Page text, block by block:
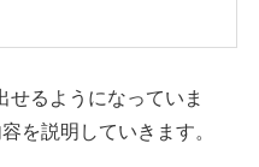
せるようになっていま
を説明していきます。